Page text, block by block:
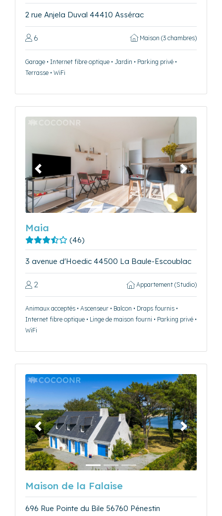
2 rue Anjela Duval 44410 Assérac
6 Maison (3 chambres)
Garage • Internet fibre optique • Jardin • Parking privé •
Terrasse • WiFi
Précédent Suivant
Maia
(46)
3 avenue d'Hoedic 44500 La Baule-Escoublac
2 Appartement (Studio)
Animaux acceptés • Ascenseur • Balcon • Draps fournis •
Internet fibre optique • Linge de maison fourni • Parking privé •
WiFi
Précédent Suivant
Maison de la Falaise
696 Rue Pointe du Bile 56760 Pénestin